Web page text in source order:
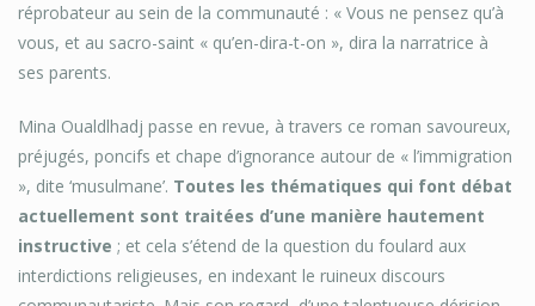
réprobateur au sein de la communauté : « Vous ne pensez qu’à
vous, et au sacro-saint « qu’en-dira-t-on », dira la narratrice à
ses parents.
Mina Oualdlhadj passe en revue, à travers ce roman savoureux,
préjugés, poncifs et chape d’ignorance autour de « l’immigration
», dite ‘musulmane’. Toutes les thématiques qui font débat
actuellement sont traitées d’une manière hautement
instructive ; et cela s’étend de la question du foulard aux
interdictions religieuses, en indexant le ruineux discours